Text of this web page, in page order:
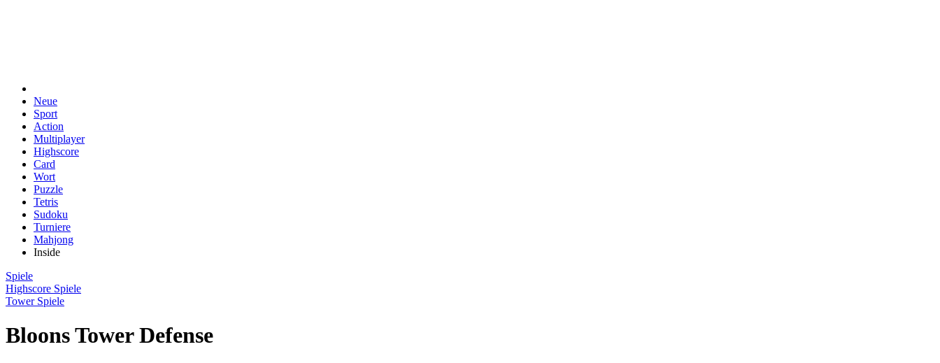
Neue
Sport
Action
Multiplayer
Highscore
Card
Wort
Puzzle
Tetris
Sudoku
Turniere
Mahjong
Inside
Spiele
Highscore Spiele
Tower Spiele
Bloons Tower Defense